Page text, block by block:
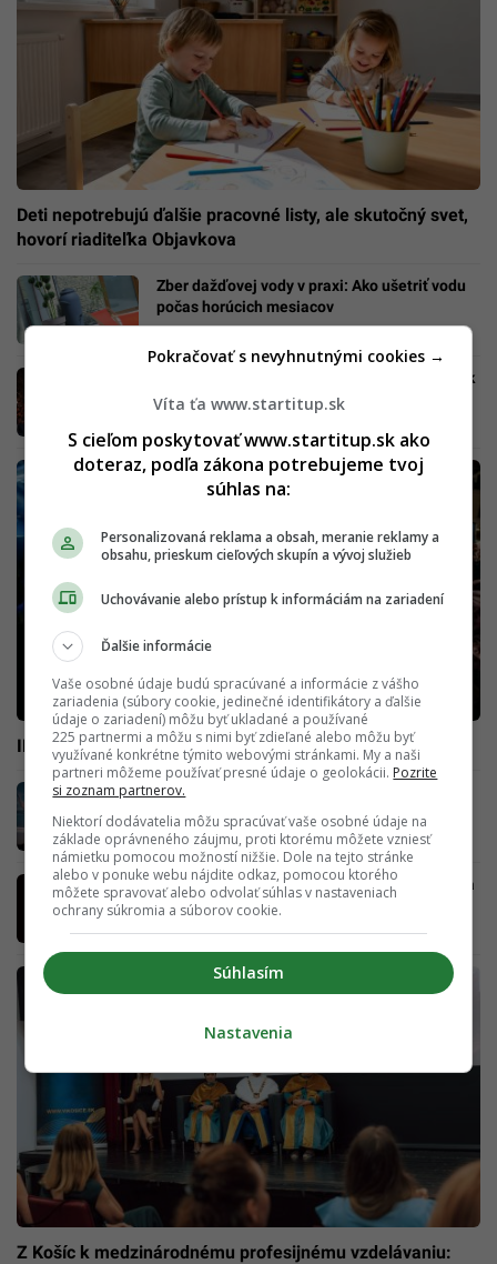
Deti nepotrebujú ďalšie pracovné listy, ale skutočný svet,
hovorí riaditeľka Objavkova
Zber dažďovej vody v praxi: Ako ušetriť vodu
počas horúcich mesiacov
Hudba Žije v Prešove štartuje už dnes: Piatok
je beznádejne vypredaný, posledné lístky na
INNA vystúpila na Bratislavskom hrade so živou kapelou
Kavej 2 má za sebou silný prvý týždeň v
kinách: Prilákala už takmer 75-tisíc divákov
Naplánuj si festival minútu po minúte: Hudba
Žije Prešov zverejnila line-up, piatok je
Z Košíc k medzinárodnému profesijnému vzdelávaniu:
Víta ťa www.startitup.sk
S cieľom poskytovať www.startitup.sk ako
doteraz, podľa zákona potrebujeme tvoj
súhlas na:
Personalizovaná reklama a obsah, meranie reklamy a
obsahu, prieskum cieľových skupín a vývoj služieb
Uchovávanie alebo prístup k informáciám na zariadení
Ďalšie informácie
Vaše osobné údaje budú spracúvané a informácie z vášho
zariadenia (súbory cookie, jedinečné identifikátory a ďalšie
údaje o zariadení) môžu byť ukladané a používané
225 partnermi a môžu s nimi byť zdieľané alebo môžu byť
využívané konkrétne týmito webovými stránkami. My a naši
partneri môžeme používať presné údaje o geolokácii. Pozrite
si zoznam partnerov.
Niektorí dodávatelia môžu spracúvať vaše osobné údaje na
základe oprávneného záujmu, proti ktorému môžete vzniesť
námietku pomocou možností nižšie. Dole na tejto stránke
alebo v ponuke webu nájdite odkaz, pomocou ktorého
môžete spravovať alebo odvolať súhlas v nastaveniach
ochrany súkromia a súborov cookie.
Súhlasím
Pokračovať s nevyhnutnými cookies →
Nastavenia